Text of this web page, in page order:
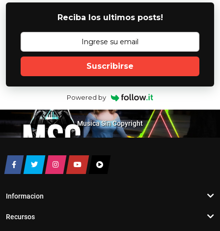
Reciba los ultimos posts!
Suscribirse
Powered by
Musica Sin Copyright
Informacion
Recursos